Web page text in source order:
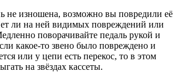
не изношена, возможно вы повредили её
ли на ней видимых повреждений или
поворачивайте педаль рукой и
какое-то звено было повреждено и
или у цепи есть перекос, то в этом
на звёздах кассеты.